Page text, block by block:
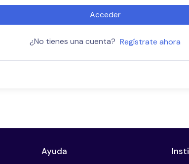
Acceder
¿No tienes una cuenta? Regístrate ahora
Ayuda